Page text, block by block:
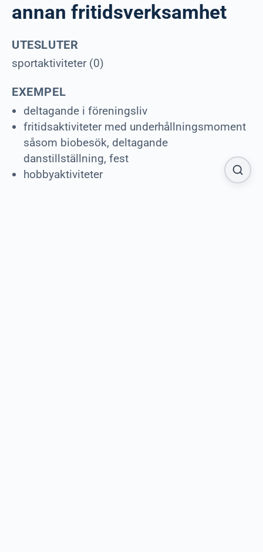
annan fritidsverksamhet
UTESLUTER
sportaktiviteter (0)
EXEMPEL
deltagande i föreningsliv
fritidsaktiviteter med underhållningsmoment
såsom biobesök, deltagande
danstillställning, fest
hobbyaktiviteter